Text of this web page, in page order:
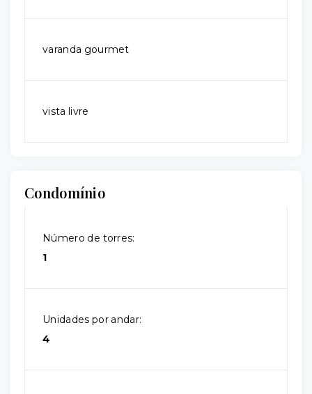
varanda gourmet
vista livre
Condomínio
Número de torres:
1
Unidades por andar:
4